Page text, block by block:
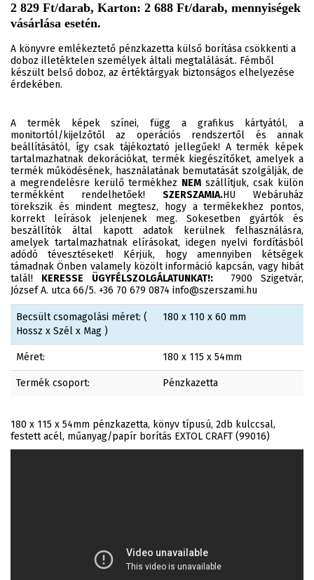
2 829 Ft/darab, Karton: 2 688 Ft/darab, mennyiségek
vásárlása esetén.
A könyvre emlékeztető pénzkazetta külső borítása csökkenti a
doboz illetéktelen személyek általi megtalálását.. Fémből
készült belső doboz, az értéktárgyak biztonságos elhelyezése
érdekében.
A termék képek színei, függ a grafikus kártyától, a
monitortól/kijelzőtől az operációs rendszertől és annak
beállításától, így csak tájékoztató jellegűek! A termék képek
tartalmazhatnak dekorációkat, termék kiegészítőket, amelyek a
termék működésének, használatának bemutatását szolgálják, de
a megrendelésre kerülő termékhez NEM szállítjuk, csak külön
termékként rendelhetőek! SZERSZAMIA.HU Webáruház
törekszik és mindent megtesz, hogy a termékekhez pontos,
korrekt leírások jelenjenek meg. Sokesetben gyártók és
beszállítók által kapott adatok kerülnek felhasználásra,
amelyek tartalmazhatnak elírásokat, idegen nyelvi fordításból
adódó tévesztéseket! Kérjük, hogy amennyiben kétségek
támadnak Önben valamely közölt információ kapcsán, vagy hibát
talál! KERESSE ÜGYFÉLSZOLGÁLATUNKAT!:7900 Szigetvár,
József A. utca 66/5. +36 70 679 0874 info@szerszami.hu
Becsült csomagolási méret: (
Hossz x Szél x Mag )
180 x 110 x 60 mm
Méret: 180 x 115 x 54mm
Termék csoport: Pénzkazetta
180 x 115 x 54mm pénzkazetta, könyv típusú, 2db kulccsal,
festett acél, műanyag/papír borítás EXTOL CRAFT (99016)